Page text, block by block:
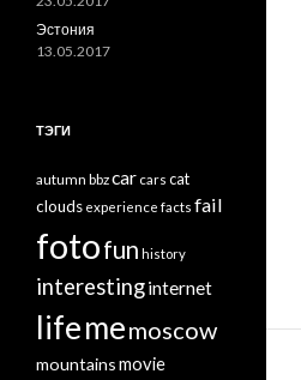
Эстония
13.05.2017
ТЭГИ
autumn bbzcar cars cat
clouds experience facts fail
fotofun history
interestinginternet
lifememoscow
mountainsmovie